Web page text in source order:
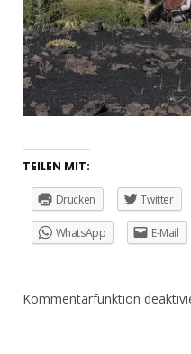
TEILEN MIT:
Drucken Twitter
WhatsApp E-Mail
Kommentarfunktion